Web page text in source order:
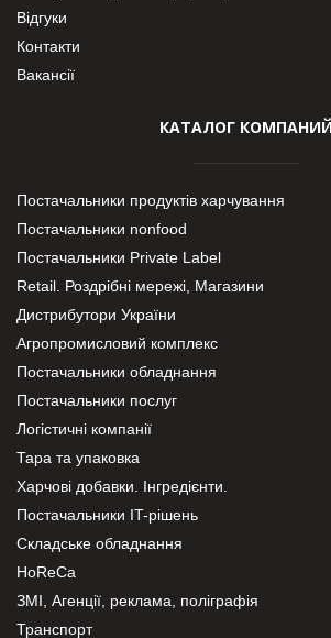
Відгуки
Контакти
Вакансії
КАТАЛОГ
Постачальники продуктів харчування
Постачальники nonfood
Постачальники Private Label
Retail. Роздрібні мережі, Магазини
Дистрибутори України
Агропромисловий комплекс
Постачальники обладнання
Постачальники послуг
Логістичні компанії
Тара та упаковка
Харчові добавки. Інгредієнти.
Постачальники IT-рішень
Складське обладнання
HoReCa
ЗМІ, Агенції, реклама, поліграфія
Транспорт